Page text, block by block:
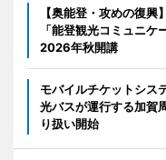
【奥能登・攻めの復興
「能登観光コミュニ
2026年秋開講
モバイルチケットシス
光バスが運行する加賀
り扱い開始